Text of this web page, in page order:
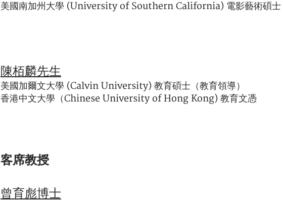
美國南加州大學 (University of Southern California) 電影藝術碩士
陳栢麟先生
美國加爾文大學 (Calvin University) 教育碩士（教育領導）
​香港中文大學（Chinese University of Hong Kong) 教育文憑
客席教授
曾育彪博士